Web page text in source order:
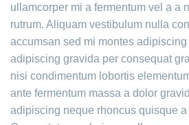
ullamcorper mi a fermentum vel a a
rutrum. Aliquam vestibulum nulla
accumsan sed mi montes
adipiscing gravida per consequat
nisi condimentum lobortis
ante fermentum massa a dolor
adipiscing neque rhoncus quisque